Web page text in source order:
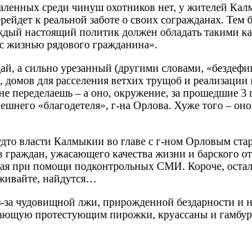
среди чинуш охотников нет, у жителей
к реальной заботе о своих согражданах. Тем
настоящий политик должен обладать такими
жизнью рядового гражданина».
а сильно урезанный (другими словами,
домов для расселения ветхих трущоб и
переделаешь – а оно, окружение, за прошедшие 3
«благодетеля», г-на Орлова. Хуже того –
власти Калмыкии во главе с г-ном Орловым
граждан, ужасающего качества жизни и барского
при помощи подконтрольных СМИ. Короче,
найдутся…
чудовищной лжи, прирожденной бездарности и
протестующим пирожки, круассаны и